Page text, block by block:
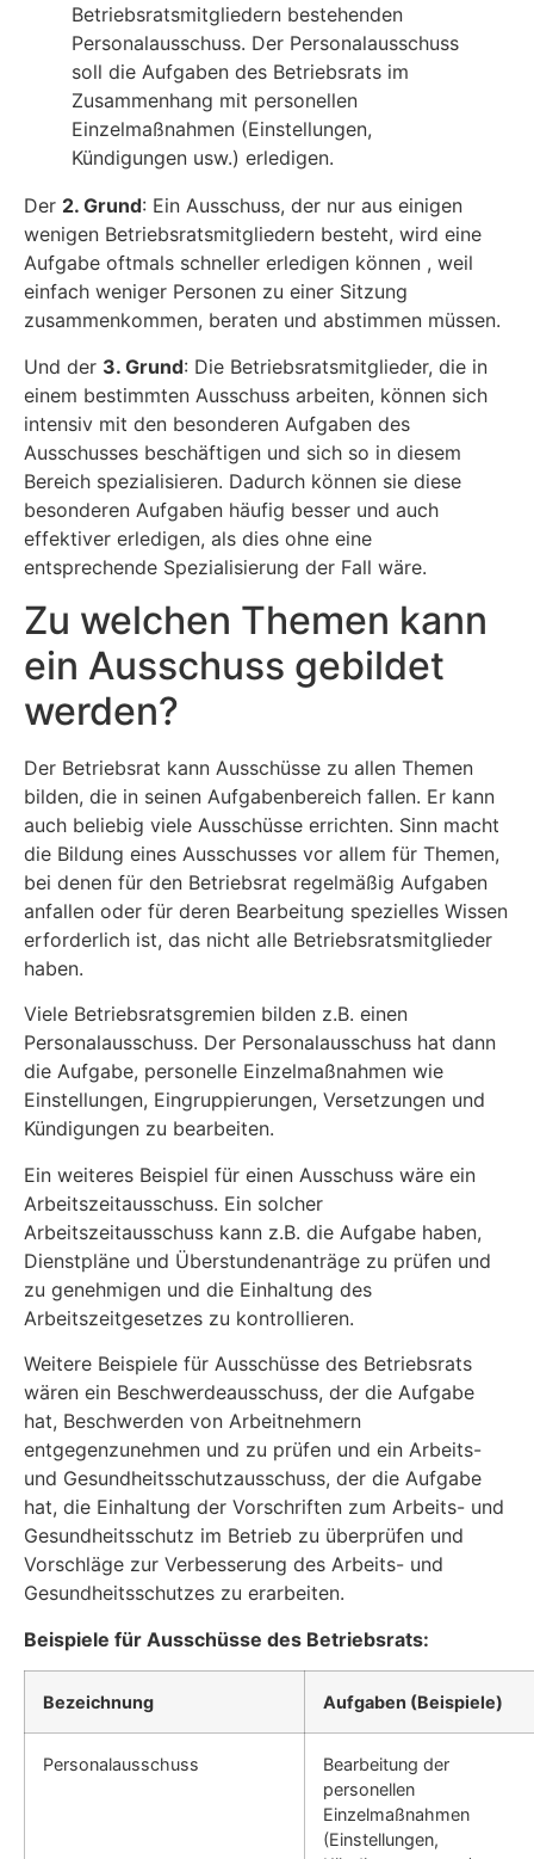
Betriebsratsmitgliedern bestehenden
Personalausschuss. Der Personalausschuss
soll die Aufgaben des Betriebsrats im
Zusammenhang mit personellen
Einzelmaßnahmen (Einstellungen,
Kündigungen usw.) erledigen.
Der 2. Grund: Ein Ausschuss, der nur aus einigen
wenigen Betriebsratsmitgliedern besteht, wird eine
Aufgabe oftmals schneller erledigen können , weil
einfach weniger Personen zu einer Sitzung
zusammenkommen, beraten und abstimmen müssen.
Und der 3. Grund: Die Betriebsratsmitglieder, die in
einem bestimmten Ausschuss arbeiten, können sich
intensiv mit den besonderen Aufgaben des
Ausschusses beschäftigen und sich so in diesem
Bereich spezialisieren. Dadurch können sie diese
besonderen Aufgaben häufig besser und auch
effektiver erledigen, als dies ohne eine
entsprechende Spezialisierung der Fall wäre.
Zu welchen Themen kann
ein Ausschuss gebildet
werden?
Der Betriebsrat kann Ausschüsse zu allen Themen
bilden, die in seinen Aufgabenbereich fallen. Er kann
auch beliebig viele Ausschüsse errichten. Sinn macht
die Bildung eines Ausschusses vor allem für Themen,
bei denen für den Betriebsrat regelmäßig Aufgaben
anfallen oder für deren Bearbeitung spezielles Wissen
erforderlich ist, das nicht alle Betriebsratsmitglieder
haben.
Viele Betriebsratsgremien bilden z.B. einen
Personalausschuss. Der Personalausschuss hat dann
die Aufgabe, personelle Einzelmaßnahmen wie
Einstellungen, Eingruppierungen, Versetzungen und
Kündigungen zu bearbeiten.
Ein weiteres Beispiel für einen Ausschuss wäre ein
Arbeitszeitausschuss. Ein solcher
Arbeitszeitausschuss kann z.B. die Aufgabe haben,
Dienstpläne und Überstundenanträge zu prüfen und
zu genehmigen und die Einhaltung des
Arbeitszeitgesetzes zu kontrollieren.
Weitere Beispiele für Ausschüsse des Betriebsrats
wären ein Beschwerdeausschuss, der die Aufgabe
hat, Beschwerden von Arbeitnehmern
entgegenzunehmen und zu prüfen und ein Arbeits-
und Gesundheitsschutzausschuss, der die Aufgabe
hat, die Einhaltung der Vorschriften zum Arbeits- und
Gesundheitsschutz im Betrieb zu überprüfen und
Vorschläge zur Verbesserung des Arbeits- und
Gesundheitsschutzes zu erarbeiten.
Beispiele für Ausschüsse des Betriebsrats:
Bezeichnung Aufgaben (Beispiele)
Personalausschuss
Bearbeitung der
personellen
Einzelmaßnahmen
(Einstellungen,